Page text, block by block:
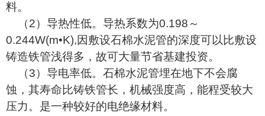
料。
（2）导热性低。导热系数为0.198～
0.244W(m•K),因敷设石棉水泥管的深度可以比敷设
铸造铁管浅得多，故可大量节省基建投资。
（3）导电率低。石棉水泥管埋在地下不会腐
蚀，其寿命比铸铁管长，机械强度高，能程受较大
压力。是一种较好的电绝缘材料。